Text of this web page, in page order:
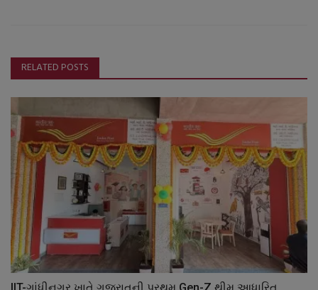
RELATED POSTS